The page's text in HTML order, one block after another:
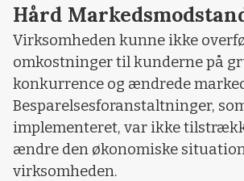
Hård
Virksomheden kunne ikke
omkostninger til kunderne på
konkurrence og ændrede
Besparelsesforanstaltninger,
implementeret, var ikke
ændre den økonomiske
virksomheden.